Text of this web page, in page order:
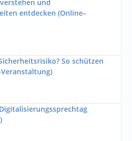
und
entdecken (Online–
So schützen